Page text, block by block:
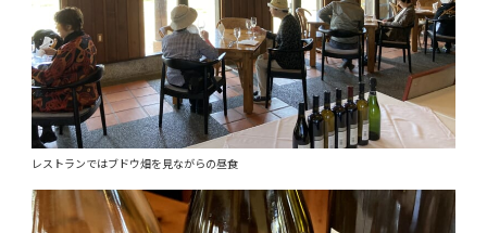
レストランではブドウ畑を見ながらの昼食